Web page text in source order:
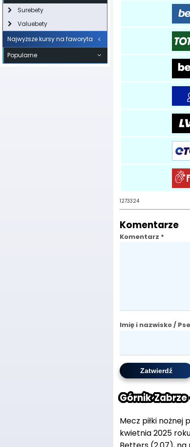
Surebety
Valuebety
Najwyższe kursy na faworyta
Popularne
1273324
Komentarze
Komentarz *
Imię i nazwisko /
Górnik
Mecz piłki nożnej
kwietnia 2025